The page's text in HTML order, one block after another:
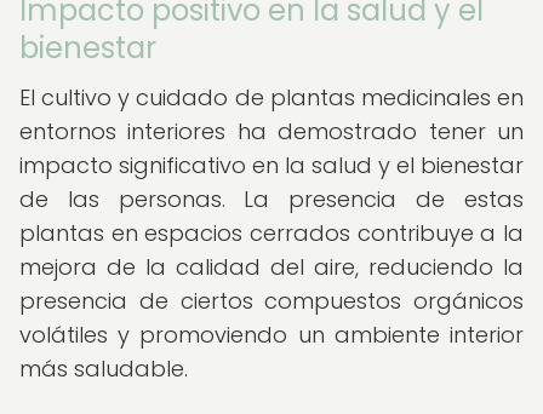
Impacto positivo en la salud y el
bienestar
El cultivo y cuidado de plantas medicinales en
entornos interiores ha demostrado tener un
impacto significativo en la salud y el bienestar
de las personas. La presencia de estas
plantas en espacios cerrados contribuye a la
mejora de la calidad del aire, reduciendo la
presencia de ciertos compuestos orgánicos
volátiles y promoviendo un ambiente interior
más saludable.